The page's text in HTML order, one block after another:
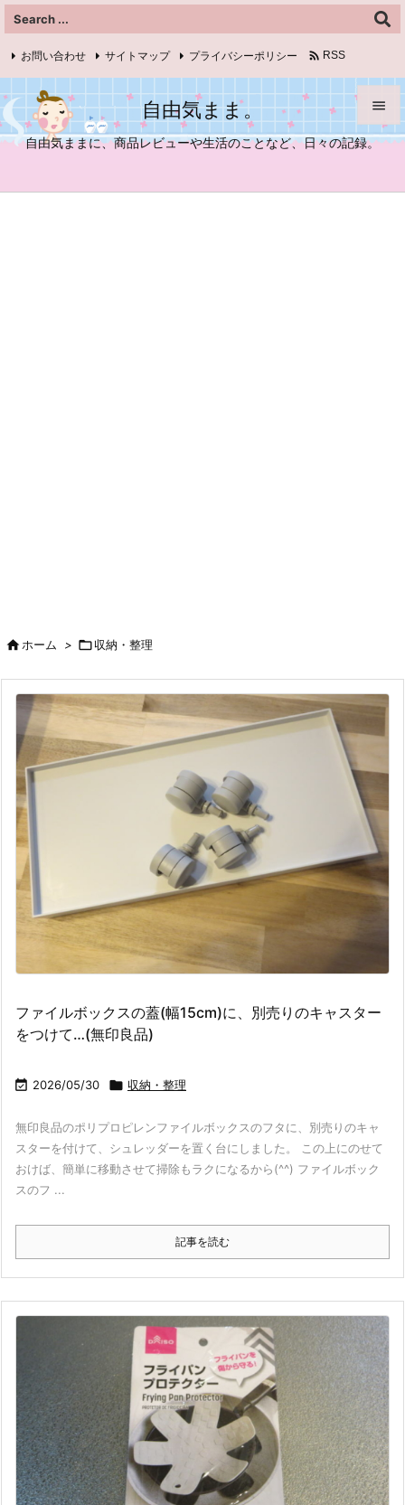
自由気まま。
自由気ままに、商品レビューや生活のことなど、日々の記録。



お問い合わせ サイトマップ プライバシーポリシー  RSS
Feedly
ホーム > 収納・整理
ファイルボックスの蓋(幅15cm)に、別売りのキャスター
をつけて…(無印良品)
 2026/05/30  収納・整理
無印良品のポリプロピレンファイルボックスのフタに、別売りのキャ
スターを付けて、シュレッダーを置く台にしました。 この上にのせて
おけば、簡単に移動させて掃除もラクになるから(^^) ファイルボック
スのフ ...
記事を読む